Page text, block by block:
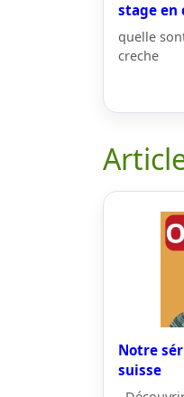
stage en
quelle
creche
Notre
suisse